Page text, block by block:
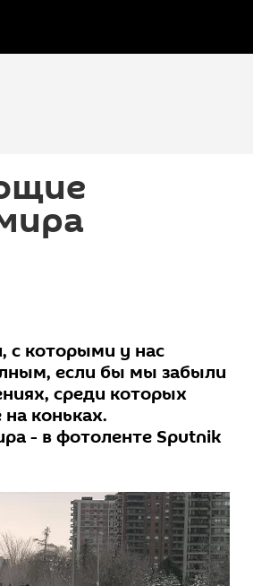
с которыми у нас
если бы мы забыли
среди которых
коньках.
- в фотоленте Sputnik